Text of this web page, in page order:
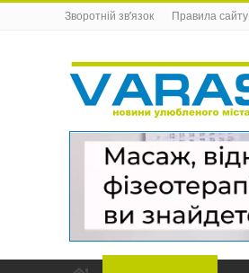
Зворотній зв’язок Правила сайту